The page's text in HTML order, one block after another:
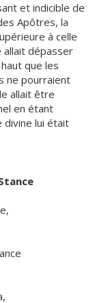
et indicible de
Apôtres, la
à celle
dépasser
que les
ne pourraient
allait être
en étant
divine lui était